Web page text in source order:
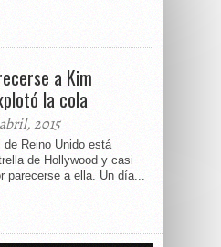
a Kim
la cola
2015
de Reino Unido está
de Hollywood y casi
parecerse a ella. Un día...